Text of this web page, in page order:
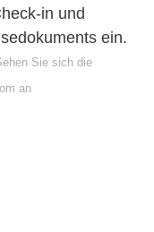
in und
ein.
Sie sich die
an